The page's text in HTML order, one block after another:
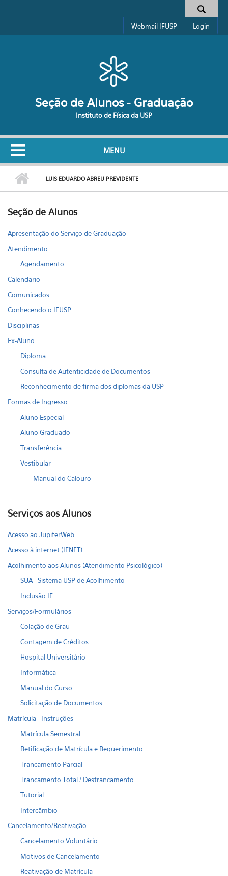
Formulário de busca
Webmail IFUSP Login
Seção de Alunos - Graduação
Instituto de Física da USP
MENU
LUIS EDUARDO ABREU PREVIDENTE
Seção de Alunos
Apresentação do Serviço de Graduação
Atendimento
Agendamento
Calendario
Comunicados
Conhecendo o IFUSP
Disciplinas
Ex-Aluno
Diploma
Consulta de Autenticidade de Documentos
Reconhecimento de firma dos diplomas da USP
Formas de Ingresso
Aluno Especial
Aluno Graduado
Transferência
Vestibular
Manual do Calouro
Serviços aos Alunos
Acesso ao JupiterWeb
Acesso à internet (IFNET)
Acolhimento aos Alunos (Atendimento Psicológico)
SUA - Sistema USP de Acolhimento
Inclusão IF
Serviços/Formulários
Colação de Grau
Contagem de Créditos
Hospital Universitário
Informática
Manual do Curso
Solicitação de Documentos
Matrícula - Instruções
Matrícula Semestral
Retificação de Matrícula e Requerimento
Trancamento Parcial
Trancamento Total / Destrancamento
Tutorial
Intercâmbio
Cancelamento/Reativação
Cancelamento Voluntário
Motivos de Cancelamento
Reativação de Matrícula